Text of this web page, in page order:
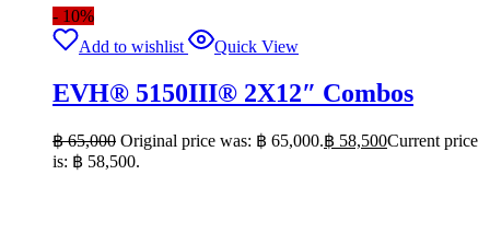
- 10%
Add to wishlist
Quick View
EVH® 5150III® 2X12″ Combos
฿65,000 Original price was: ฿ 65,000.฿ 58,500Current price
is: ฿ 58,500.